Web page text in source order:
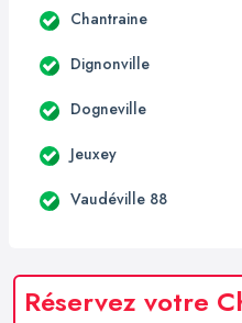
Chantraine
Dignonville
Dogneville
Jeuxey
Vaudéville 88
Réservez votre